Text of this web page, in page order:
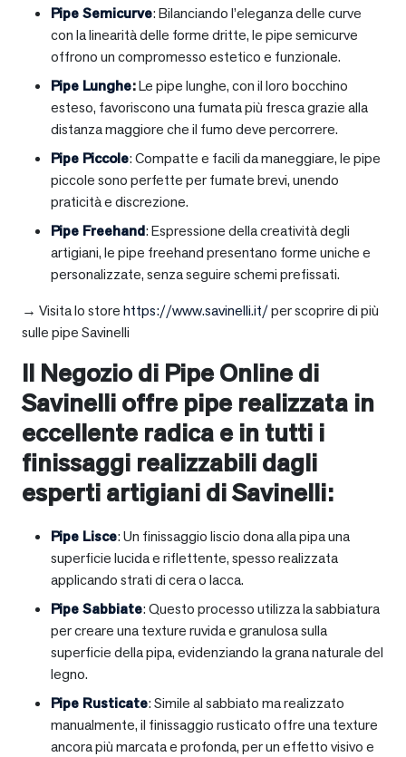
Pipe Semicurve: Bilanciando l’eleganza delle curve
con la linearità delle forme dritte, le pipe semicurve
offrono un compromesso estetico e funzionale.
Pipe Lunghe:Le pipe lunghe, con il loro bocchino
esteso, favoriscono una fumata più fresca grazie alla
distanza maggiore che il fumo deve percorrere.
Pipe Piccole: Compatte e facili da maneggiare, le pipe
piccole sono perfette per fumate brevi, unendo
praticità e discrezione.
Pipe Freehand: Espressione della creatività degli
artigiani, le pipe freehand presentano forme uniche e
personalizzate, senza seguire schemi prefissati.
→ Visita lo storehttps://www.savinelli.it/per scoprire di più
sulle pipe Savinelli
Il Negozio di Pipe Online di
Savinelli offre pipe realizzata in
eccellente radica e in tutti i
finissaggi realizzabili dagli
esperti artigiani di Savinelli:
Pipe Lisce: Un finissaggio liscio dona alla pipa una
superficie lucida e riflettente, spesso realizzata
applicando strati di cera o lacca.
Pipe Sabbiate: Questo processo utilizza la sabbiatura
per creare una texture ruvida e granulosa sulla
superficie della pipa, evidenziando la grana naturale del
legno.
Pipe Rusticate: Simile al sabbiato ma realizzato
manualmente, il finissaggio rusticato offre una texture
ancora più marcata e profonda, per un effetto visivo e